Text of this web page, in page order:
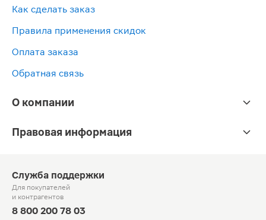
Как сделать заказ
Правила применения скидок
Оплата заказа
Обратная связь
О компании
Правовая информация
Служба поддержки
Для покупателей
и контрагентов
8 800 200 78 03